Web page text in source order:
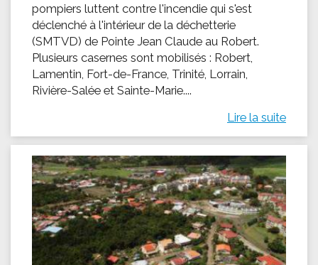
pompiers luttent contre l'incendie qui s'est
déclenché à l'intérieur de la déchetterie
(SMTVD) de Pointe Jean Claude au Robert.
Plusieurs casernes sont mobilisés : Robert,
Lamentin, Fort-de-France, Trinité, Lorrain,
Rivière-Salée et Sainte-Marie....
Lire la suite